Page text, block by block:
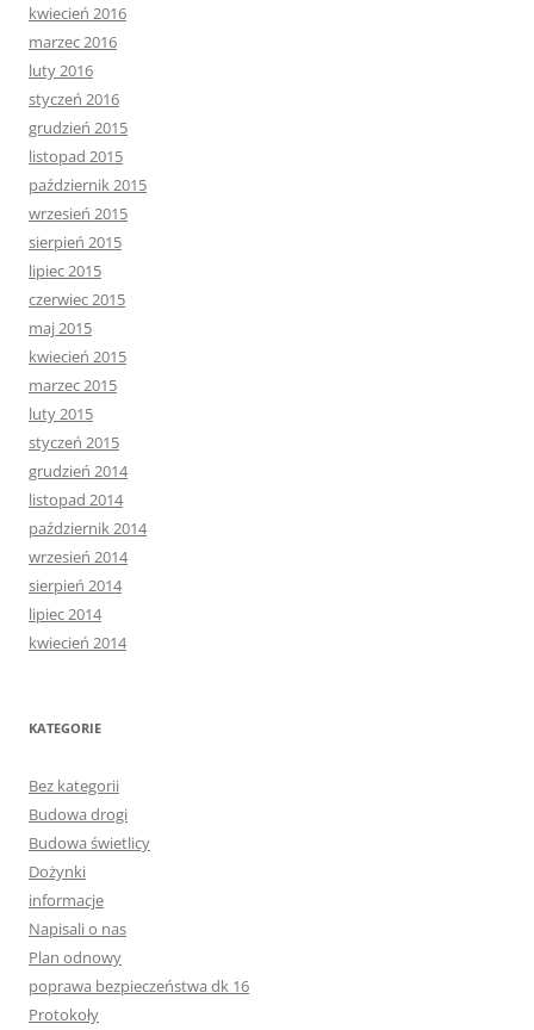
kwiecień 2016
marzec 2016
luty 2016
styczeń 2016
grudzień 2015
listopad 2015
październik 2015
wrzesień 2015
sierpień 2015
lipiec 2015
czerwiec 2015
maj 2015
kwiecień 2015
marzec 2015
luty 2015
styczeń 2015
grudzień 2014
listopad 2014
październik 2014
wrzesień 2014
sierpień 2014
lipiec 2014
kwiecień 2014
KATEGORIE
Bez kategorii
Budowa drogi
Budowa świetlicy
Dożynki
informacje
Napisali o nas
Plan odnowy
poprawa bezpieczeństwa dk 16
Protokoły